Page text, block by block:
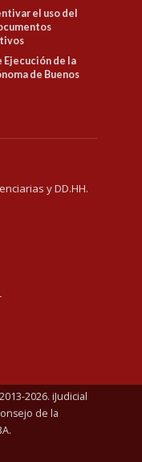
el uso del
Ejecución de la
de Buenos
y DD.HH.
2026. iJudicial
de la
.